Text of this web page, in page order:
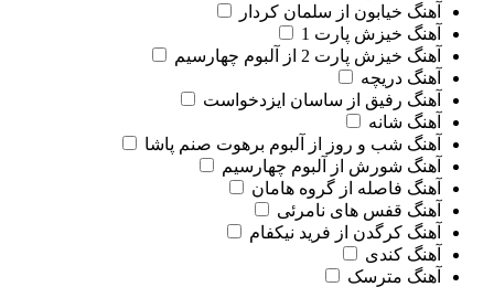
آهنگ خیابون از سلمان کردار
آهنگ خیزش پارت 1
آهنگ خیزش پارت 2 از آلبوم چهارسیم
آهنگ دریچه
آهنگ رفیق از ساسان ایزدخواست
آهنگ شانه
آهنگ شب و روز از آلبوم برهوت صنم پاشا
آهنگ شورش از آلبوم چهارسیم
آهنگ فاصله از گروه هامان
آهنگ قفس های نامرئی
آهنگ کرگدن از فرید نیکفام
آهنگ کندی
آهنگ مترسک